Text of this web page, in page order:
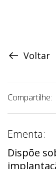
Voltar
Compartilhe:
Ementa:
Dispõe